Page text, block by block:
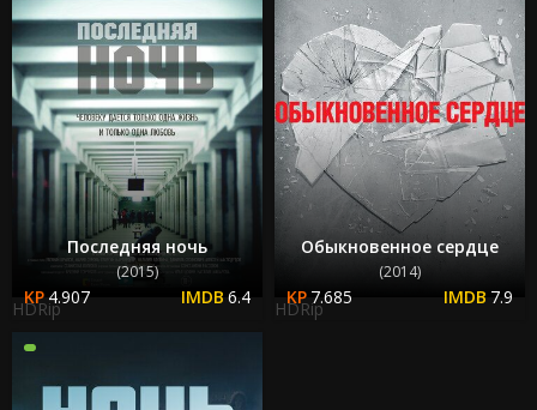
Последняя ночь
(2015)
4.907 6.4
HDRip
Обыкновенное сердце
(2014)
7.685 7.9
HDRip